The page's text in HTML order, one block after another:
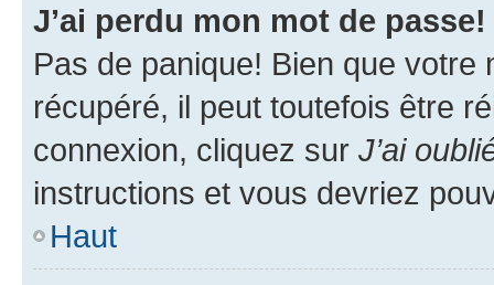
J’ai perdu mon mot de passe!
Pas de panique! Bien que
récupéré, il peut toutefois être
connexion, cliquez sur J’ai
instructions et vous devriez
Haut